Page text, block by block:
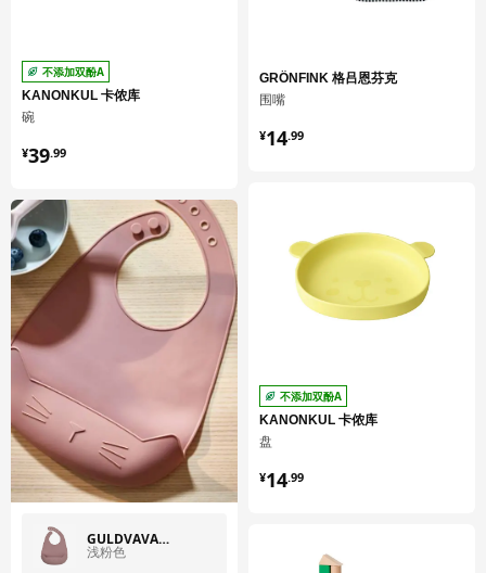
不添加双酚A
KANONKUL 卡侬库
碗
¥39.99
¥ 39.99
GULDVÄVARE 古威瓦
浅粉色
GRÖNFINK 格吕恩芬克
围嘴
¥14.99
¥ 14.99
不添加双酚A
KANONKUL 卡侬库
盘
¥14.99
¥ 14.99